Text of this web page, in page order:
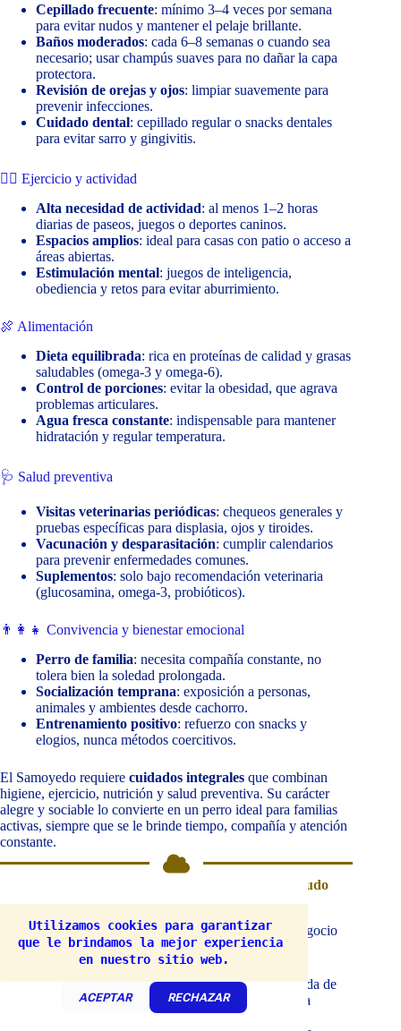
Utilizamos cookies para garantizar
que le brindamos la mejor experiencia
en nuestro sitio web.
ACEPTAR RECHAZAR
Cepillado frecuente: mínimo 3–4 veces por semana
para evitar nudos y mantener el pelaje brillante.
Baños moderados: cada 6–8 semanas o cuando sea
necesario; usar champús suaves para no dañar la capa
protectora.
Revisión de orejas y ojos: limpiar suavemente para
prevenir infecciones.
Cuidado dental: cepillado regular o snacks dentales
para evitar sarro y gingivitis.
🏃‍♂️ Ejercicio y actividad
Alta necesidad de actividad: al menos 1–2 horas
diarias de paseos, juegos o deportes caninos.
Espacios amplios: ideal para casas con patio o acceso a
áreas abiertas.
Estimulación mental: juegos de inteligencia,
obediencia y retos para evitar aburrimiento.
🍖 Alimentación
Dieta equilibrada: rica en proteínas de calidad y grasas
saludables (omega-3 y omega-6).
Control de porciones: evitar la obesidad, que agrava
problemas articulares.
Agua fresca constante: indispensable para mantener
hidratación y regular temperatura.
🩺 Salud preventiva
Visitas veterinarias periódicas: chequeos generales y
pruebas específicas para displasia, ojos y tiroides.
Vacunación y desparasitación: cumplir calendarios
para prevenir enfermedades comunes.
Suplementos: solo bajo recomendación veterinaria
(glucosamina, omega-3, probióticos).
👨‍👩‍👧 Convivencia y bienestar emocional
Perro de familia: necesita compañía constante, no
tolera bien la soledad prolongada.
Socialización temprana: exposición a personas,
animales y ambientes desde cachorro.
Entrenamiento positivo: refuerzo con snacks y
elogios, nunca métodos coercitivos.
El Samoyedo requiere cuidados integrales que combinan
higiene, ejercicio, nutrición y salud preventiva. Su carácter
alegre y sociable lo convierte en un perro ideal para familias
activas, siempre que se le brinde tiempo, compañía y atención
constante.
Cursos y E-books para crear un vinculo con tu peludo
armonioso con tu peludo? o ¿te interesa crear algun negocio
Pet frinedly?
Te presentamos una selección cuidadosamente elaborada de
cursos y e-books que te acompañarán paso a paso en la
creación de un plan de alimentación saludable para tu